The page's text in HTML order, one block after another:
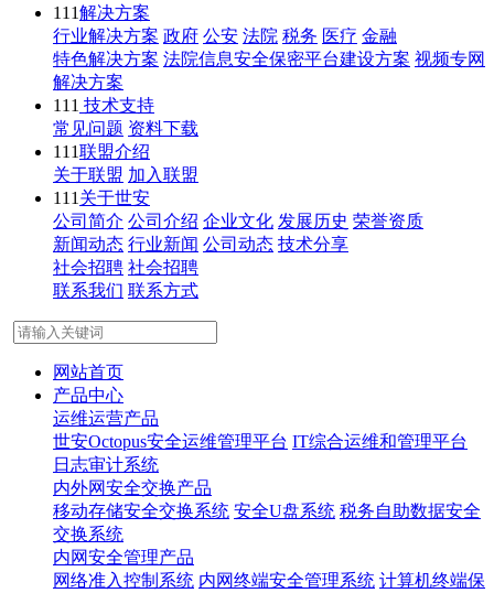
111解决方案
行业解决方案 政府 公安 法院 税务 医疗 金融
特色解决方案 法院信息安全保密平台建设方案 视频专网
解决方案
111 技术支持
常见问题 资料下载
111联盟介绍
关于联盟 加入联盟
111 关于世安
公司简介 公司介绍 企业文化 发展历史 荣誉资质
新闻动态 行业新闻 公司动态 技术分享
社会招聘 社会招聘
联系我们 联系方式
网站首页
产品中心
运维运营产品
世安Octopus安全运维管理平台 IT综合运维和管理平台
日志审计系统
内外网安全交换产品
移动存储安全交换系统 安全U盘系统 税务自助数据安全
交换系统
内网安全管理产品
网络准入控制系统 内网终端安全管理系统 计算机终端保